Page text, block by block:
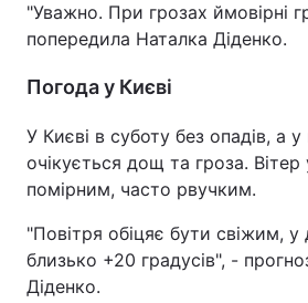
"Уважно. При грозах ймовірні
попередила Наталка Діденко.
Погода у Києві
У Києві в суботу без опадів, а
очікується дощ та гроза. Вітер
помірним, часто рвучким.
"Повітря обіцяє бути свіжим, у
близько +20 градусів", -
Діденко.